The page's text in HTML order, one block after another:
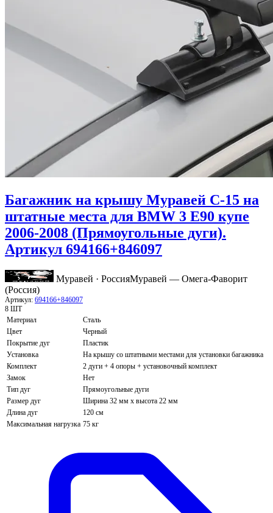
Багажник на крышу Муравей C-15 на
штатные места для BMW 3 E90 купе
2006-2008 (Прямоугольные дуги).
Артикул 694166+846097
Муравей · РоссияМуравей — Омега-Фаворит
(Россия)
Артикул: 694166+846097
8 ШТ
Материал
Сталь
Цвет
Черный
Покрытие дуг
Пластик
Установка
На крышу со штатными местами для установки багажника
Комплект
2 дуги + 4 опоры + установочный комплект
Замок
Нет
Тип дуг
Прямоугольные дуги
Размер дуг
Ширина 32 мм х высота 22 мм
Длина дуг
120 см
Максимальная нагрузка 75 кг